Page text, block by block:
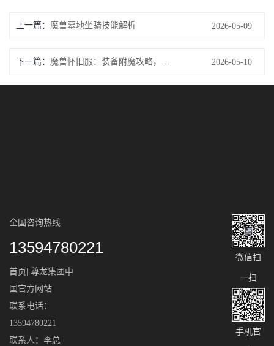
上一篇： 魔兽墓地坐骑技能解析 2026-05-09
下一篇： 2026-05-10
全国咨询热线
13594780221
首页| 尊龙集团中
国官方网站
联系电话：
13594780221
联系人：李总
微信扫
一扫
手机官